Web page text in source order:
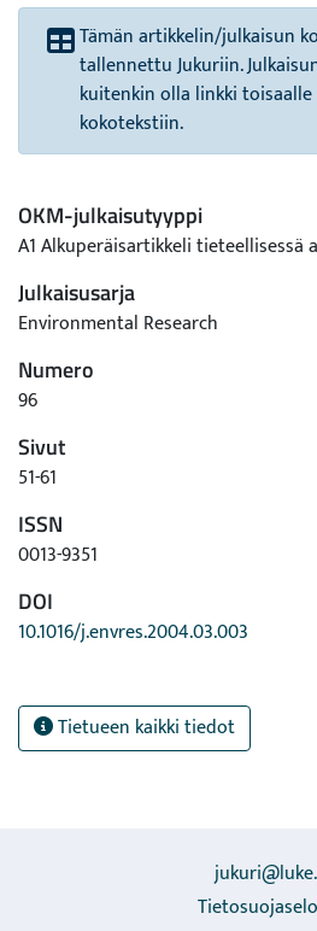
Tämän artikkelin/julkaisun
tallennettu Jukuriin.
kuitenkin olla linkki
kokotekstiin.
OKM-julkaisutyyppi
A1 Alkuperäisartikkeli tieteellisessä
Julkaisusarja
Environmental Research
Numero
96
Sivut
51-61
ISSN
0013-9351
DOI
10.1016/j.envres.2004.03.003
Tietueen kaikki tiedot